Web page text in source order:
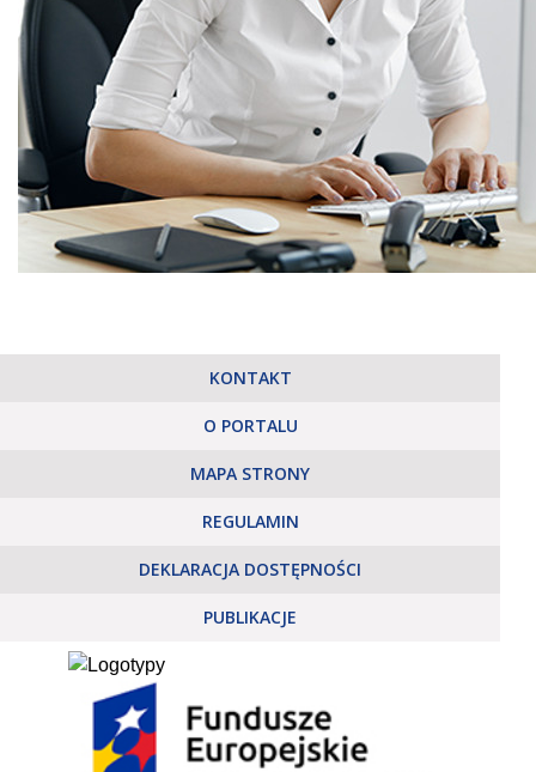
KONTAKT
O PORTALU
MAPA STRONY
REGULAMIN
DEKLARACJA DOSTĘPNOŚCI
PUBLIKACJE